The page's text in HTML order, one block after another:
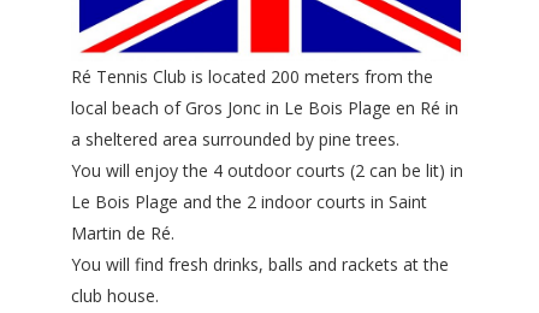
Ré Tennis Club is located 200 meters from the
local beach of Gros Jonc in Le Bois Plage en Ré in
a sheltered area surrounded by pine trees.
You will enjoy the 4 outdoor courts (2 can be lit) in
Le Bois Plage and the 2 indoor courts in Saint
Martin de Ré.
You will find fresh drinks, balls and rackets at the
club house.